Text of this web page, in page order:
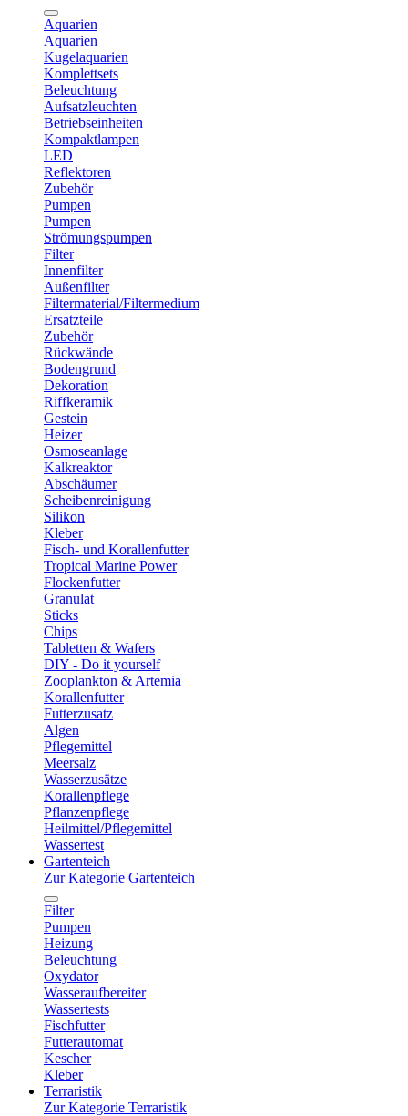
Aquarien
Aquarien
Kugelaquarien
Komplettsets
Beleuchtung
Aufsatzleuchten
Betriebseinheiten
Kompaktlampen
LED
Reflektoren
Zubehör
Pumpen
Pumpen
Strömungspumpen
Filter
Innenfilter
Außenfilter
Filtermaterial/Filtermedium
Ersatzteile
Zubehör
Rückwände
Bodengrund
Dekoration
Riffkeramik
Gestein
Heizer
Osmoseanlage
Kalkreaktor
Abschäumer
Scheibenreinigung
Silikon
Kleber
Fisch- und Korallenfutter
Tropical Marine Power
Flockenfutter
Granulat
Sticks
Chips
Tabletten & Wafers
DIY - Do it yourself
Zooplankton & Artemia
Korallenfutter
Futterzusatz
Algen
Pflegemittel
Meersalz
Wasserzusätze
Korallenpflege
Pflanzenpflege
Heilmittel/Pflegemittel
Wassertest
Gartenteich
Zur Kategorie Gartenteich
Filter
Pumpen
Heizung
Beleuchtung
Oxydator
Wasseraufbereiter
Wassertests
Fischfutter
Futterautomat
Kescher
Kleber
Terraristik
Zur Kategorie Terraristik